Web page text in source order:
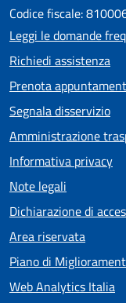
Codice fiscale:
Leggi le domande
Richiedi assistenza
Prenota
Segnala disservizio
Amministrazione
Informativa privacy
Note legali
Dichiarazione di
Area riservata
Piano di
Web Analytics Italia